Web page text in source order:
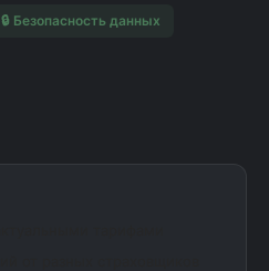
🔒 Безопасность данных